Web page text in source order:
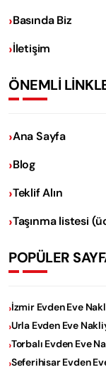
Basında Biz
İletişim
ÖNEMLİ
Ana Sayfa
Blog
Teklif Alın
Taşınma listesi
POPÜLER
İzmir Evden Eve
Urla Evden Eve
Torbalı Evden Eve
Seferihisar Evden